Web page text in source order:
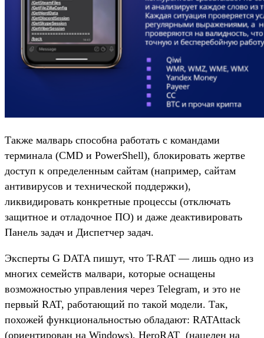
Также малварь способна работать с командами
терминала (CMD и PowerShell), блокировать жертве
доступ к определенным сайтам (например, сайтам
антивирусов и технической поддержки),
ликвидировать конкретные процессы (отключать
защитное и отладочное ПО) и даже деактивировать
Панель задач и Диспетчер задач.
Эксперты G DATA пишут, что T-RAT — лишь одно из
многих семейств малвари, которые оснащены
возможностью управления через Telegram, и это не
первый RAT, работающий по такой модели. Так,
похожей функциональностью обладают: RATAttack
(ориентирован на Windows), HeroRAT (нацелен на